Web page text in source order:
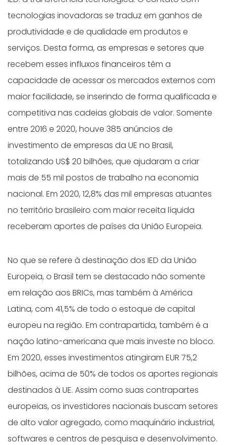
tecnologias inovadoras se traduz em ganhos de
produtividade e de qualidade em produtos e
serviços. Desta forma, as empresas e setores que
recebem esses influxos financeiros têm a
capacidade de acessar os mercados externos com
maior facilidade, se inserindo de forma qualificada e
competitiva nas cadeias globais de valor. Somente
entre 2016 e 2020, houve 385 anúncios de
investimento de empresas da UE no Brasil,
totalizando US$ 20 bilhões, que ajudaram a criar
mais de 55 mil postos de trabalho na economia
nacional. Em 2020, 12,8% das mil empresas atuantes
no território brasileiro com maior receita líquida
receberam aportes de países da União Europeia.
No que se refere à destinação dos IED da União
Europeia, o Brasil tem se destacado não somente
em relação aos BRICs, mas também à América
Latina, com 41,5% de todo o estoque de capital
europeu na região. Em contrapartida, também é a
nação latino-americana que mais investe no bloco.
Em 2020, esses investimentos atingiram EUR 75,2
bilhões, acima de 50% de todos os aportes regionais
destinados à UE. Assim como suas contrapartes
europeias, os investidores nacionais buscam setores
de alto valor agregado, como maquinário industrial,
softwares e centros de pesquisa e desenvolvimento.